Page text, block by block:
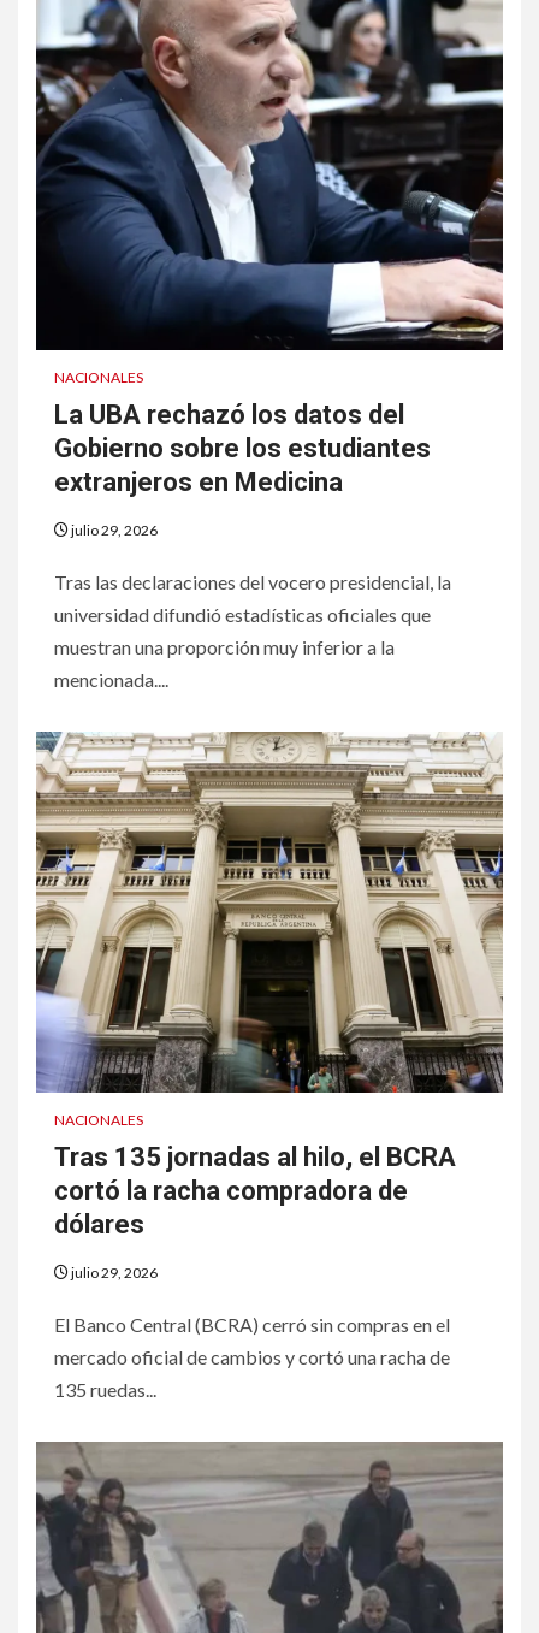
NACIONALES
La UBA rechazó los datos del
Gobierno sobre los estudiantes
extranjeros en Medicina
julio 29, 2026
Tras las declaraciones del vocero presidencial, la
universidad difundió estadísticas oficiales que
muestran una proporción muy inferior a la
mencionada....
NACIONALES
Tras 135 jornadas al hilo, el BCRA
cortó la racha compradora de
dólares
julio 29, 2026
El Banco Central (BCRA) cerró sin compras en el
mercado oficial de cambios y cortó una racha de
135 ruedas...